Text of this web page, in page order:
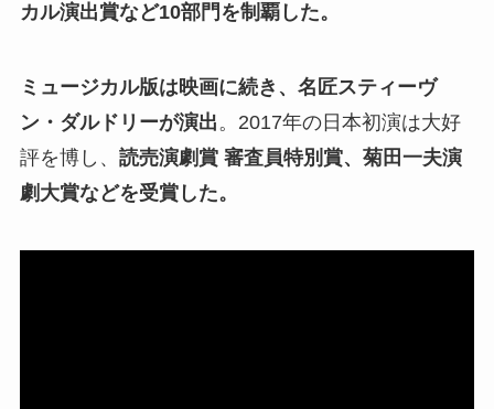
カル演出賞など10部門を制覇した。
ミュージカル版は映画に続き、名匠スティーヴ
ン・ダルドリーが演出。2017年の日本初演は大好
評を博し、 読売演劇賞 審査員特別賞、菊田一夫演
劇大賞などを受賞した。